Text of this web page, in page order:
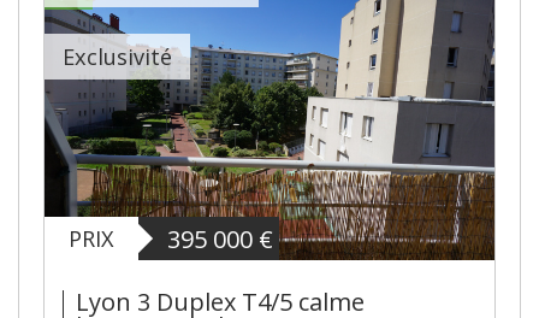
Exclusivité
PRIX 395 000 €
Lyon 3 Duplex T4/5 calme